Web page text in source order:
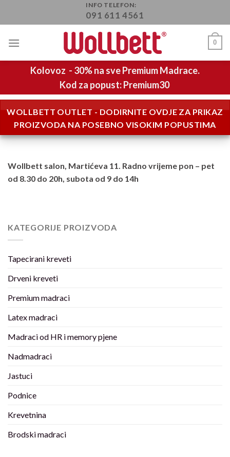
INFO TELEFON:
091 611 4561
0
Kolovoz - 30% na sve Premium Madrace.
Kod za popust: Premium30
WOLLBETT OUTLET - DODIRNITE OVDJE ZA PRIKAZ
PROIZVODA NA POSEBNO VISOKIM POPUSTIMA
Wollbett salon, Martićeva 11. Radno vrijeme pon – pet
od 8.30 do 20h, subota od 9 do 14h
KATEGORIJE PROIZVODA
Tapecirani kreveti
Drveni kreveti
Premium madraci
Latex madraci
Madraci od HR i memory pjene
Nadmadraci
Jastuci
Podnice
Krevetnina
Brodski madraci